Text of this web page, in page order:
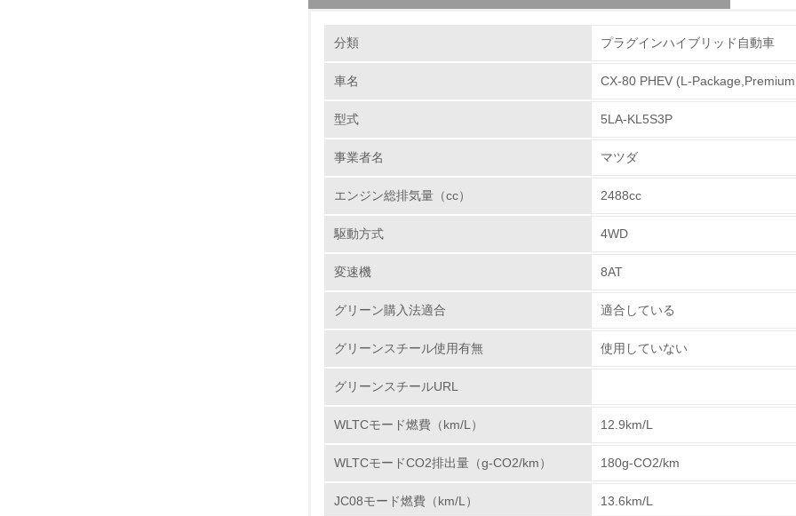
5. 環境取り組み体制と成果を定期的に検証して次の活動に活かして
6. 従業員が環境方針に基づいて自分の業務の中で行うべき環境対
7.
環境活動に関する規格やプログラムを導入している
リサイクル設計の内容
樹脂の積極的利用や樹脂部品への材料表示等を進めており、
また、市場から回収した損傷バンパーから再生した樹脂を、新車
ーに再利用するという「バンパーtoバンパーリサイクル」技術を
す。
マツダでは、鉛、六価クロム、カドミウム、水銀などの使用削減
タンク、ホイールバランサー、電着塗料などで代替技術を確立し
廃しました。またカドミウムは、全廃を完了し、水銀は、液晶デ
紛争鉱物の排除や責任ある鉱物調達に関する取り組み
大気汚染物質に関する取り組み
分類 プラグインハイブリッド自動車
車名 CX-80 PHEV (L-Package,Premium
型式 5LA-KL5S3P
事業者名 マツダ
エンジン総排気量（cc） 2488cc
駆動方式 4WD
変速機 8AT
グリーン購入法適合 適合している
グリーンスチール使用有無 使用していない
グリーンスチールURL
WLTCモード燃費（km/L） 12.9km/L
WLTCモードCO2排出量（g-CO2/km） 180g-CO2/km
JC08モード燃費（km/L） 13.6km/L